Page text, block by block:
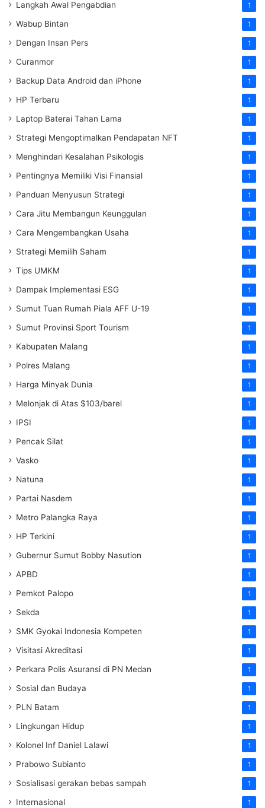
Langkah Awal Pengabdian 1
Wabup Bintan 1
Dengan Insan Pers 1
Curanmor 1
Backup Data Android dan iPhone 1
HP Terbaru 1
Laptop Baterai Tahan Lama 1
Strategi Mengoptimalkan Pendapatan NFT 1
Menghindari Kesalahan Psikologis 1
Pentingnya Memiliki Visi Finansial 1
Panduan Menyusun Strategi 1
Cara Jitu Membangun Keunggulan 1
Cara Mengembangkan Usaha 1
Strategi Memilih Saham 1
Tips UMKM 1
Dampak Implementasi ESG 1
Sumut Tuan Rumah Piala AFF U-19 1
Sumut Provinsi Sport Tourism 1
Kabupaten Malang 1
Polres Malang 1
Harga Minyak Dunia 1
Melonjak di Atas $103/barel 1
IPSI 1
Pencak Silat 1
Vasko 1
Natuna 1
Partai Nasdem 1
Metro Palangka Raya 1
HP Terkini 1
Gubernur Sumut Bobby Nasution 1
APBD 1
Pemkot Palopo 1
Sekda 1
SMK Gyokai Indonesia Kompeten 1
Visitasi Akreditasi 1
Perkara Polis Asuransi di PN Medan 1
Sosial dan Budaya 1
PLN Batam 1
Lingkungan Hidup 1
Kolonel Inf Daniel Lalawi 1
Prabowo Subianto 1
Sosialisasi gerakan bebas sampah 1
Internasional 1